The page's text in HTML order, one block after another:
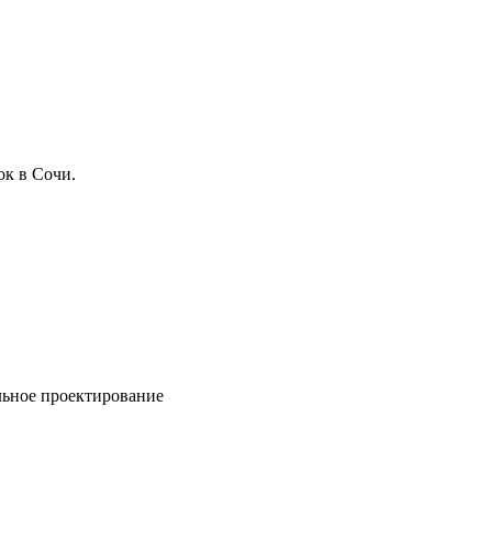
в Сочи.
проектирование